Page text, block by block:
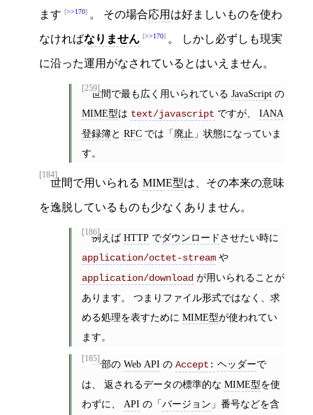
ます >>170 。 その場合応用 は好ましいものを使わ
なければなりません >>170 。 しかし必ずしも現実
に沿った運用がなされているとはいえません。
[259]世間で最も広く用いられている JavaScriptの
MIME型は text/javascript ですが、 IANA
登録簿と RFCでは「廃止 」状態になっていま
す。
[184]
世間で用いられる MIME型は、その本来の意味
を逸脱しているものも少なくありません。
[186]例えばHTTPでダウンロードさせたい時に
application/octet-streamや
application/downloadが用いられることが
あります。 つまりファイル形式ではなく、求
める処理を表すために MIME型が使われてい
ます。
[185]一部の Web API の Accept: ヘッダーで
は、 返されるデータの標準的な MIME型を使
わずに、 API の「バージョン 」番号などを含